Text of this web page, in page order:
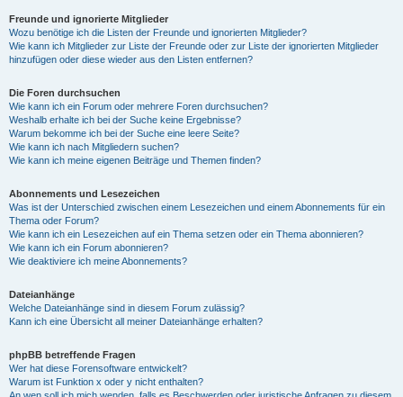
Freunde und ignorierte Mitglieder
Wozu benötige ich die Listen der Freunde und ignorierten Mitglieder?
Wie kann ich Mitglieder zur Liste der Freunde oder zur Liste der ignorierten Mitglieder
hinzufügen oder diese wieder aus den Listen entfernen?
Die Foren durchsuchen
Wie kann ich ein Forum oder mehrere Foren durchsuchen?
Weshalb erhalte ich bei der Suche keine Ergebnisse?
Warum bekomme ich bei der Suche eine leere Seite?
Wie kann ich nach Mitgliedern suchen?
Wie kann ich meine eigenen Beiträge und Themen finden?
Abonnements und Lesezeichen
Was ist der Unterschied zwischen einem Lesezeichen und einem Abonnements für ein
Thema oder Forum?
Wie kann ich ein Lesezeichen auf ein Thema setzen oder ein Thema abonnieren?
Wie kann ich ein Forum abonnieren?
Wie deaktiviere ich meine Abonnements?
Dateianhänge
Welche Dateianhänge sind in diesem Forum zulässig?
Kann ich eine Übersicht all meiner Dateianhänge erhalten?
phpBB betreffende Fragen
Wer hat diese Forensoftware entwickelt?
Warum ist Funktion x oder y nicht enthalten?